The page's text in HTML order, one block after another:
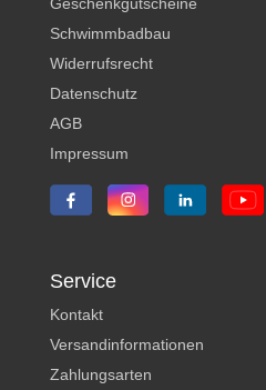
Schwimmbadbau
Widerrufsrecht
Datenschutz
AGB
Impressum
Service
Kontakt
Versandinformationen
Zahlungsarten